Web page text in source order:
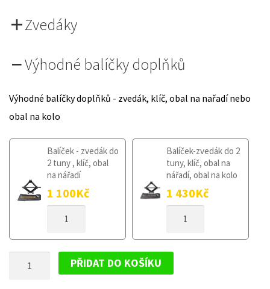
Zvedáky
Výhodné balíčky doplňků
Výhodné balíčky doplňků - zvedák, klíč, obal na nařadí nebo
obal na kolo
Balíček - zvedák do
2 tuny , klíč, obal
na nářadí
1 100Kč
KOLO
2007-
Balíček-zvedák do 2
tuny, klíč, obal na
nářadí, obal na kolo
1 430Kč
KOLO
2007-
PŘIDAT DO KOŠÍKU